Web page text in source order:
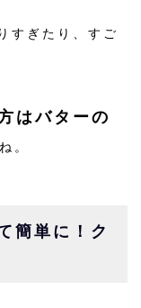
すぎたり、すご
はバターの
。
簡単に！ク